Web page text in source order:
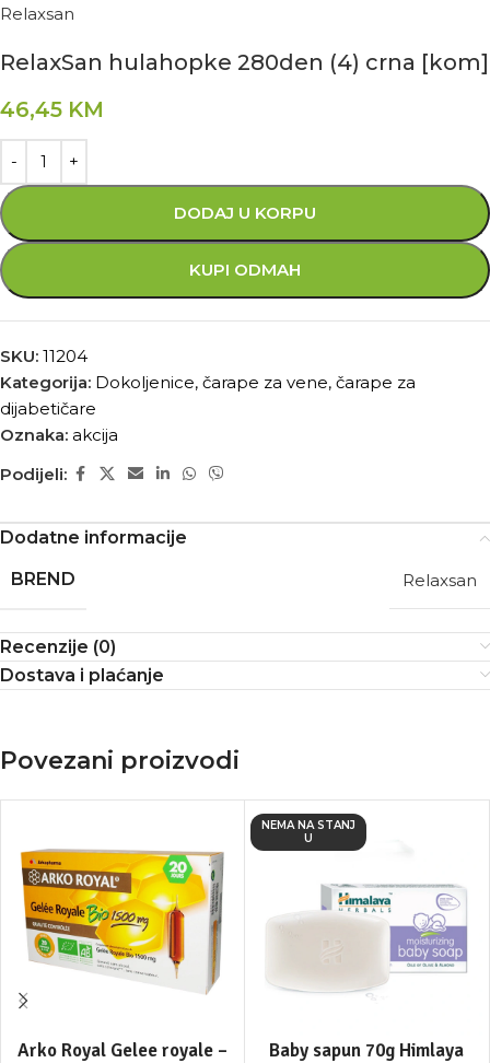
Relaxsan
RelaxSan hulahopke 280den (4) crna [kom]
46,45 KM
DODAJ U KORPU
KUPI ODMAH
SKU: 11204
Kategorija: Dokoljenice, čarape za vene, čarape za
dijabetičare
Oznaka: akcija
Podijeli:
Dodatne informacije
BREND
Relaxsan
Recenzije (0)
Dostava i plaćanje
Povezani proizvodi
Arko Royal Gelee royale –
NEMA NA STANJ
U
Baby sapun 70g Himlaya